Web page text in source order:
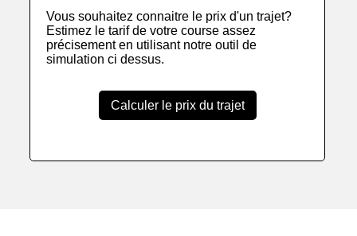
Vous souhaitez connaitre le prix d'un trajet?
Estimez le tarif de votre course assez
précisement en utilisant notre outil de
simulation ci dessus.
Calculer le prix du trajet